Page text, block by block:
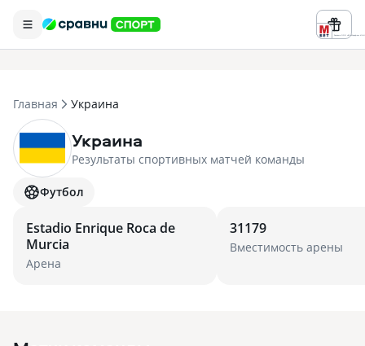
Реклама ООО «БК «Марафон» ИНН
Главная Украина
Украина
Результаты спортивных матчей команды
Футбол
Estadio Enrique Roca de
Murcia
Арена
31179
Вместимость арены